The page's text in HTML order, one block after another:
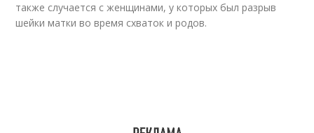
также случается с женщинами, у которых был разрыв
шейки матки во время схваток и родов.